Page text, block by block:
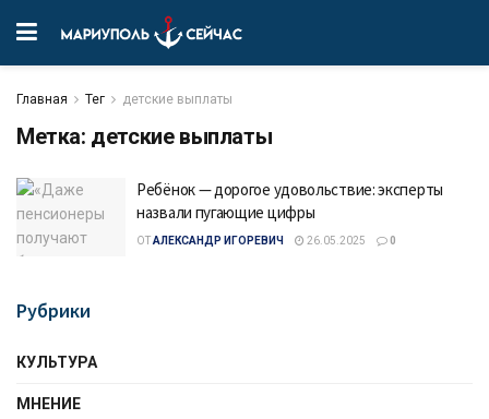
Главная Тег детские выплаты
Метка: детские выплаты
Ребёнок — дорогое удовольствие: эксперты
назвали пугающие цифры
ОТАЛЕКСАНДР ИГОРЕВИЧ 26.05.2025 0
Рубрики
КУЛЬТУРА
МНЕНИЕ